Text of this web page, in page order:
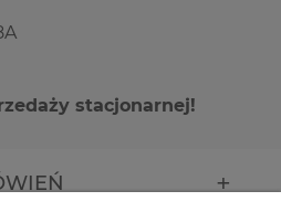
stacjonarnej!